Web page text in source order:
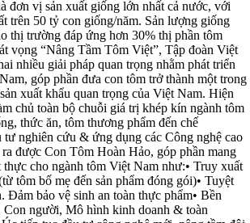
đơn vị sản xuất giống lớn nhất cả nước, với
trên 50 tỷ con giống/năm. Sản lượng giống
thị trường đáp ứng hơn 30% thị phần tôm
vọng “Nâng Tầm Tôm Việt”, Tập đoàn Việt
nhiều giải pháp quan trọng nhằm phát triển
góp phần đưa con tôm trở thành một trong
xuất khẩu quan trọng của Việt Nam. Hiện
chủ toàn bộ chuỗi giá trị khép kín ngành tôm
thức ăn, tôm thương phẩm đến chế
tư nghiên cứu & ứng dụng các Công nghệ cao
được Con Tôm Hoàn Hảo, góp phần mang
cho ngành tôm Việt Nam như:• Truy xuất
tôm bố mẹ đến sản phẩm đóng gói)• Tuyệt
Đảm bảo vệ sinh an toàn thực phẩm• Bền
người, Mô hình kinh doanh & toàn